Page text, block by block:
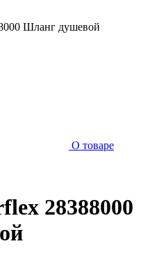
Шланг душевой
О товаре
28388000